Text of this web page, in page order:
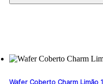
Wafer Coberto Charm Limão